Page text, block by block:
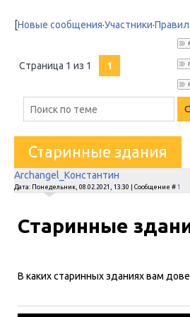
[Новые сообщения·Участники·
Страница 1 из 1 1
Старинные здания
Archangel_Константин
Дата: Понедельник, 08.02.2021, 13:30 | Сообщение # 1
Старинные
В каких старинных зданиях вам